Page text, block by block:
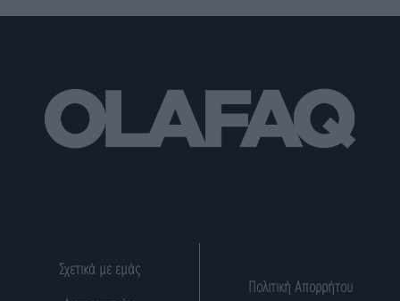
Σχετικά με εμάς
Πολιτική Απορρήτου